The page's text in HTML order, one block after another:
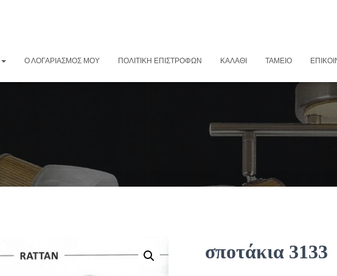
Ο ΛΟΓΑΡΙΑΣΜΌΣ ΜΟΥ ΠΟΛΙΤΙΚΉ ΕΠΙΣΤΡΟΦΏΝ ΚΑΛΆΘΙ ΤΑΜΕΊΟ
σποτάκια 3133